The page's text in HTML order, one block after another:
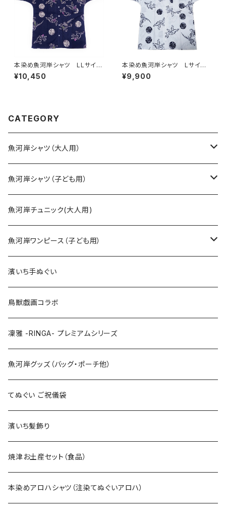
本染め魚河岸シャツ LLサイ
ズ 国宝・鳥獣戯画 高山寺公
認 認定証付き 木綿晒 紺×
ツ 焼津 浜通り 港町
¥10,450
本染め魚河岸シャツ Lサイ
ズ 国宝・鳥獣戯画 高山寺公
認 認定証付き 木綿晒 キナ
¥9,900
CATEGORY
魚河岸シャツ（大人用）
SSサイズ
Sサイズ
Mサイズ
Lサイズ
LLサイズ
特大3Lサイズ
魚河岸シャツ（子ども用）
90cm
100cm
110cm
120cm
130cm
上下セット
魚河岸チュニック(大人用)
魚河岸ワンピース（子ども用）
100cm
120cm
濱いち手ぬぐい
鳥獣戯画コラボ
凜雅 -RINGA- プレミアムシリーズ
魚河岸グッズ（バッグ・ポーチ他）
てぬぐい ご祝儀袋
濱いち髪飾り
焼津お土産セット（食品）
本染めアロハシャツ（注染てぬぐいアロハ）